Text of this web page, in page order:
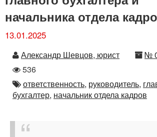
начальника отдела
13.01.2025
Автор
Александр Шевцов, юрист
№
Количество
просмотров
536
Автор
ответственность, руководитель,
бухгалтер, начальник отдела кадров